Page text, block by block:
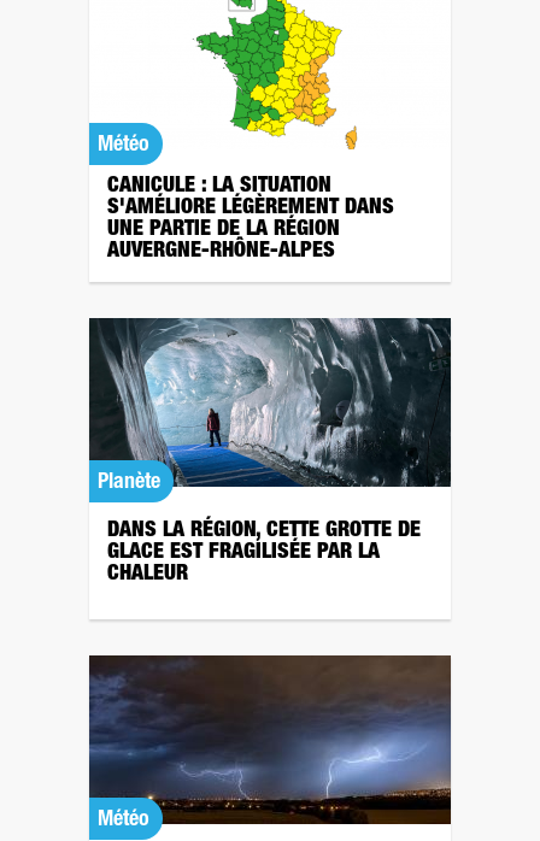
Météo
CANICULE : LA SITUATION
S'AMÉLIORE LÉGÈREMENT DANS
UNE PARTIE DE LA RÉGION
AUVERGNE-RHÔNE-ALPES
Planète
DANS LA RÉGION, CETTE GROTTE DE
GLACE EST FRAGILISÉE PAR LA
CHALEUR
Météo